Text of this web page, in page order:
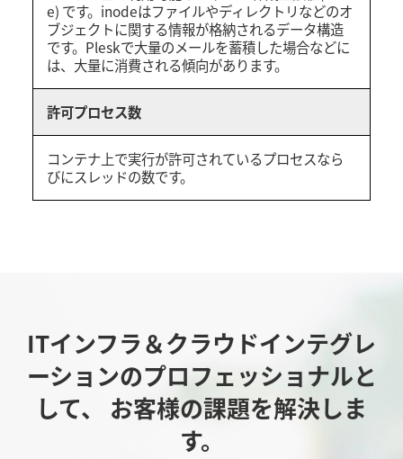
e) です。inodeはファイルやディレクトリなどのオ
ブジェクトに関する情報が格納されるデータ構造
です。Pleskで大量のメールを蓄積した場合などに
は、大量に消費される傾向があります。
許可プロセス数
コンテナ上で実行が許可されているプロセスなら
びにスレッドの数です。
ITインフラ＆クラウドインテグレ
ーションのプロフェッショナルと
して、
お客様の課題を解決しま
す。